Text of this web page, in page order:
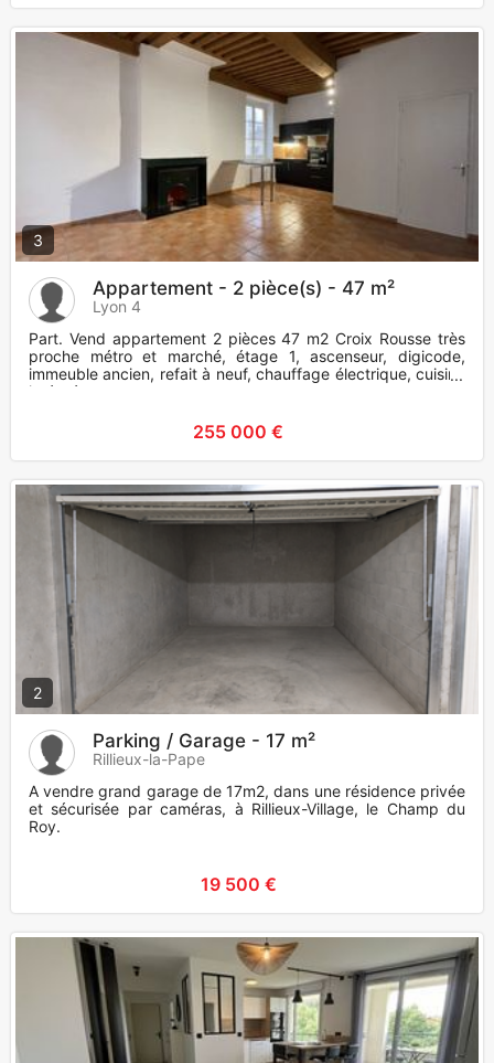
3
Appartement - 2 pièce(s) - 47 m²
Lyon 4
Part. Vend appartement 2 pièces 47 m2 Croix Rousse très
proche métro et marché, étage 1, ascenseur, digicode,
immeuble ancien, refait à neuf, chauffage électrique, cuisine
intégrée
255 000 €
2
Parking / Garage - 17 m²
Rillieux-la-Pape
A vendre grand garage de 17m2, dans une résidence privée
et sécurisée par caméras, à Rillieux-Village, le Champ du
Roy.
19 500 €